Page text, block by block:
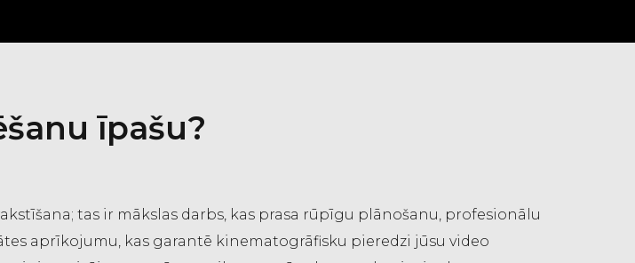
īpašu?
tas ir mākslas darbs, kas prasa rūpīgu plānošanu, profesionālu
aprīkojumu, kas garantē kinematogrāfisku pieredzi jūsu video